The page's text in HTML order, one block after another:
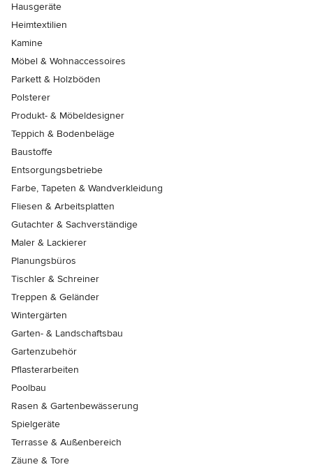
Hausgeräte
Heimtextilien
Kamine
Möbel & Wohnaccessoires
Parkett & Holzböden
Polsterer
Produkt- & Möbeldesigner
Teppich & Bodenbeläge
Baustoffe
Entsorgungsbetriebe
Farbe, Tapeten & Wandverkleidung
Fliesen & Arbeitsplatten
Gutachter & Sachverständige
Maler & Lackierer
Planungsbüros
Tischler & Schreiner
Treppen & Geländer
Wintergärten
Garten- & Landschaftsbau
Gartenzubehör
Pflasterarbeiten
Poolbau
Rasen & Gartenbewässerung
Spielgeräte
Terrasse & Außenbereich
Zäune & Tore